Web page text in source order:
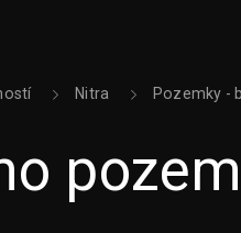
Nitra Pozemky -